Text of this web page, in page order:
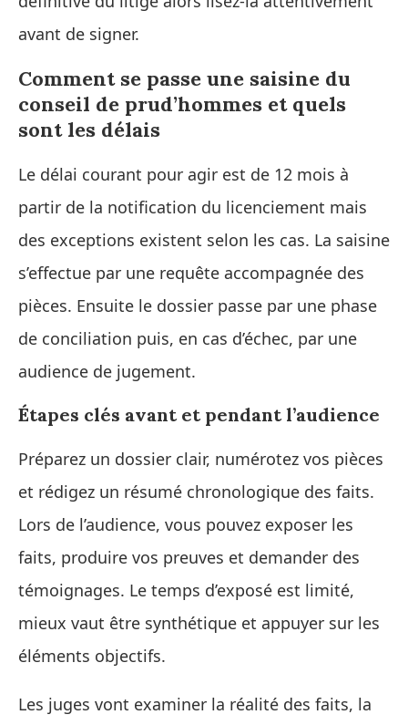
avant de signer.
Comment se passe une saisine du
conseil de prud’hommes et quels
sont les délais
Le délai courant pour agir est de 12 mois à
partir de la notification du licenciement mais
des exceptions existent selon les cas. La saisine
s’effectue par une requête accompagnée des
pièces. Ensuite le dossier passe par une phase
de conciliation puis, en cas d’échec, par une
audience de jugement.
Étapes clés avant et pendant l’audience
Préparez un dossier clair, numérotez vos pièces
et rédigez un résumé chronologique des faits.
Lors de l’audience, vous pouvez exposer les
faits, produire vos preuves et demander des
témoignages. Le temps d’exposé est limité,
mieux vaut être synthétique et appuyer sur les
éléments objectifs.
Les juges vont examiner la réalité des faits, la